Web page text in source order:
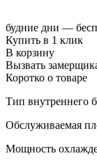
будние дни —
Купить в 1 клик
В корзину
Вызвать
Коротко о товаре
Тип внутреннего
Обслуживаемая
Мощность